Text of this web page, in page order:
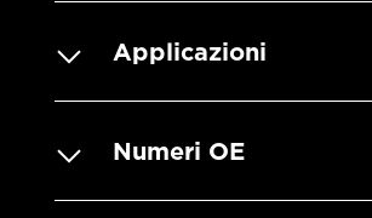
Applicazioni
Numeri OE